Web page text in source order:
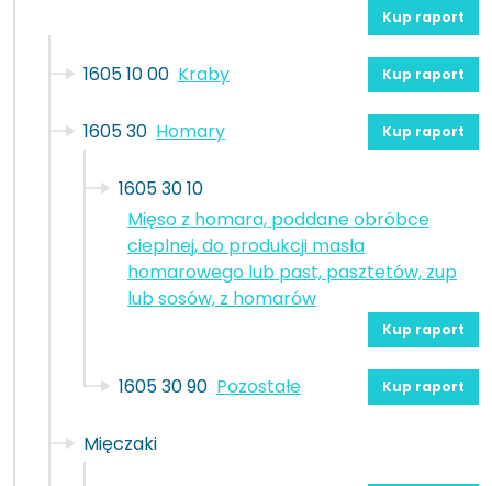
Kup raport
1605 10 00 Kraby Kup raport
1605 30 Homary Kup raport
1605 30 10
Mięso z homara, poddane obróbce
cieplnej, do produkcji masła
homarowego lub past, pasztetów, zup
lub sosów, z homarów
Kup raport
1605 30 90 Pozostałe Kup raport
Mięczaki